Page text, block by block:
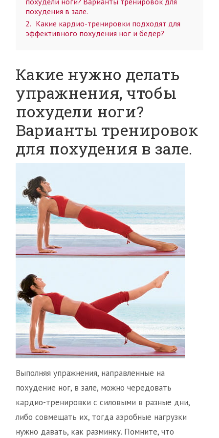
похудения в зале.
2
Какие кардио-тренировки подходят для
эффективного похудения ног и бедер?
Какие нужно делать
упражнения, чтобы
похудели ноги?
Варианты тренировок
для похудения в зале.
Выполняя упражнения, направленные на
похудение ног, в зале, можно чередовать
кардио-тренировки с силовыми в разные дни,
либо совмещать их, тогда аэробные нагрузки
нужно давать, как разминку. Помните, что